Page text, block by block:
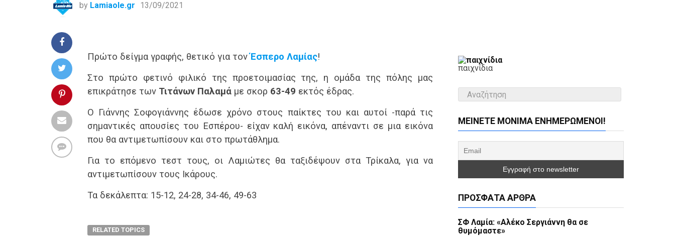
by Lamiaole.gr 13/09/2021
Πρώτο δείγμα γραφής, θετικό για τονΈσπερο Λαμίας!
Στο πρώτο φετινό φιλικό της προετοιμασίας της, η ομάδα της πόλης μας
επικράτησε των Τιτάνων Παλαμά με σκορ 63-49 εκτός έδρας.
Ο Γιάννης Σοφογιάννης έδωσε χρόνο στους παίκτες του και αυτοί -παρά τις
σημαντικές απουσίες του Εσπέρου- είχαν καλή εικόνα, απέναντι σε μια εικόνα
που θα αντιμετωπίσουν και στο πρωτάθλημα.
Για το επόμενο τεστ τους, οι Λαμιώτες θα ταξιδέψουν στα Τρίκαλα, για να
αντιμετωπίσουν τους Ικάρους.
Τα δεκάλεπτα: 15-12, 24-28, 34-46, 49-63
RELATED TOPICS
παιχνίδια
ΜΕΊΝΕΤΕ ΜΌΝΙΜΑ ΕΝΗΜΕΡΏΜΕΝΟΙ!
ΠΡΌΣΦΑΤΑ ΆΡΘΡΑ
ΣΦ Λαμία: «Αλέκο Σεργιάννη θα σε
θυμόμαστε»